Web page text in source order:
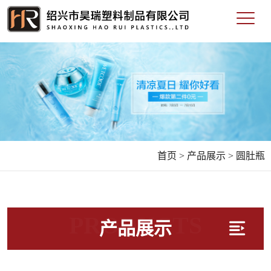
首页 > 产品展示 > 圆肚瓶
产品展示
PRODUCTS